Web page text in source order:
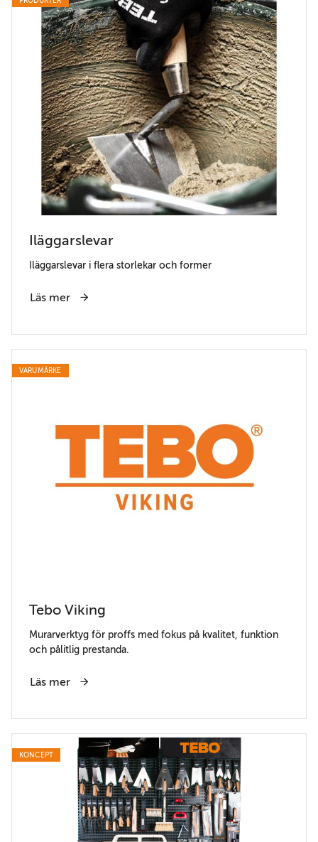
Iläggarslevar
Iläggarslevar i flera storlekar och former
Läs mer
VARUMÄRKE
Tebo Viking
Murarverktyg för proffs med fokus på kvalitet, funktion
och pålitlig prestanda.
Läs mer
KONCEPT